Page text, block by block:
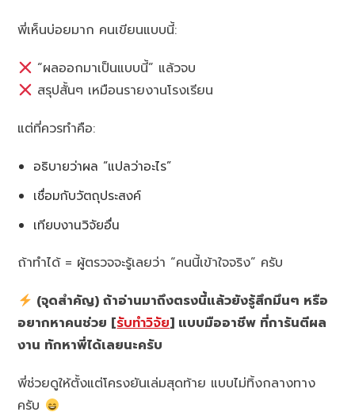
พี่เห็นบ่อยมาก คนเขียนแบบนี้:
“ผลออกมาเป็นแบบนี้” แล้วจบ
สรุปสั้นๆ เหมือนรายงานโรงเรียน
แต่ที่ควรทำคือ:
อธิบายว่าผล “แปลว่าอะไร”
เชื่อมกับวัตถุประสงค์
เทียบงานวิจัยอื่น
ถ้าทำได้ = ผู้ตรวจจะรู้เลยว่า “คนนี้เข้าใจจริง” ครับ
(จุดสำคัญ) ถ้าอ่านมาถึงตรงนี้แล้วยังรู้สึกมึนๆ หรือ
อยากหาคนช่วย [รับทำวิจัย] แบบมืออาชีพ ที่การันตีผล
งาน ทักหาพี่ได้เลยนะครับ
พี่ช่วยดูให้ตั้งแต่โครงยันเล่มสุดท้าย แบบไม่ทิ้งกลางทาง
ครับ